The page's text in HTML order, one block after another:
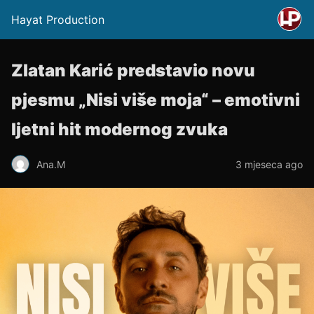
Hayat Production
Zlatan Karić predstavio novu
pjesmu „Nisi više moja“ – emotivni
ljetni hit modernog zvuka
Ana.M 3 mjeseca ago